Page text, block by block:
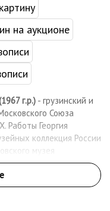
на аукционе
г.р.) - грузинский и
Союза
Работы Георгия
коллекция России
музея